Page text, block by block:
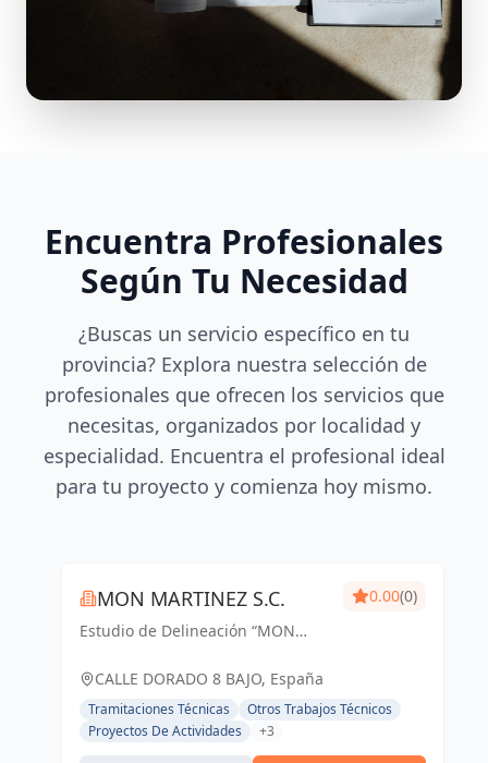
Encuentra Profesionales
Según Tu Necesidad
¿Buscas un servicio específico en tu
provincia? Explora nuestra selección de
profesionales que ofrecen los servicios que
necesitas, organizados por localidad y
especialidad. Encuentra el profesional ideal
para tu proyecto y comienza hoy mismo.
MON MARTINEZ S.C.
Estudio de Delineación “MON
trayectoria de más de 25 años de
experiencia. Entendemos nuestro
trabajo, como parte importante de
un trabajo...
0.00(0)
CALLE DORADO 8 BAJO, España
Tramitaciones Técnicas
Otros Trabajos Técnicos
Proyectos De Actividades
+3